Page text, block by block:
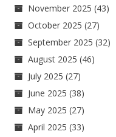
November 2025 (43)
October 2025 (27)
September 2025 (32)
August 2025 (46)
July 2025 (27)
June 2025 (38)
May 2025 (27)
April 2025 (33)